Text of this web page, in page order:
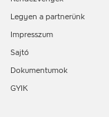
Legyen a partnerünk
Impresszum
Sajtó
Dokumentumok
GYIK